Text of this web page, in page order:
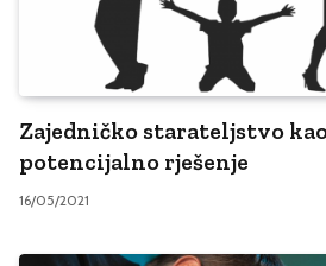
Zajedničko starateljstvo
potencijalno rješenje
16/05/2021